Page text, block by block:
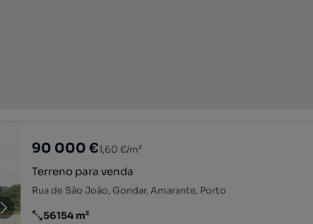
90 000 €1,60 €/m²
Terreno para venda
Rua de São João, Gondar, Amarante, Porto
56154 m²